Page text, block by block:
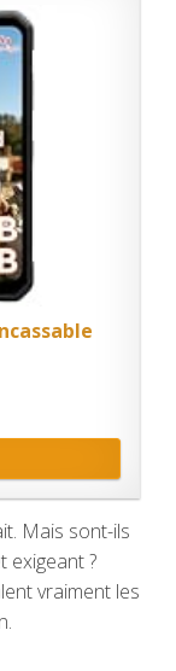
Mais sont-ils
exigeant ?
vraiment les